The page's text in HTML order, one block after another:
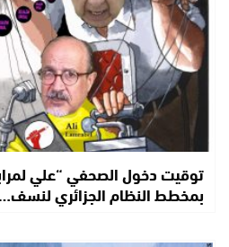
توقيت دخول الصحفي “علي
بمخطط النظام الجزائري